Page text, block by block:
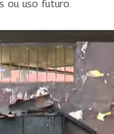
ou uso futuro.